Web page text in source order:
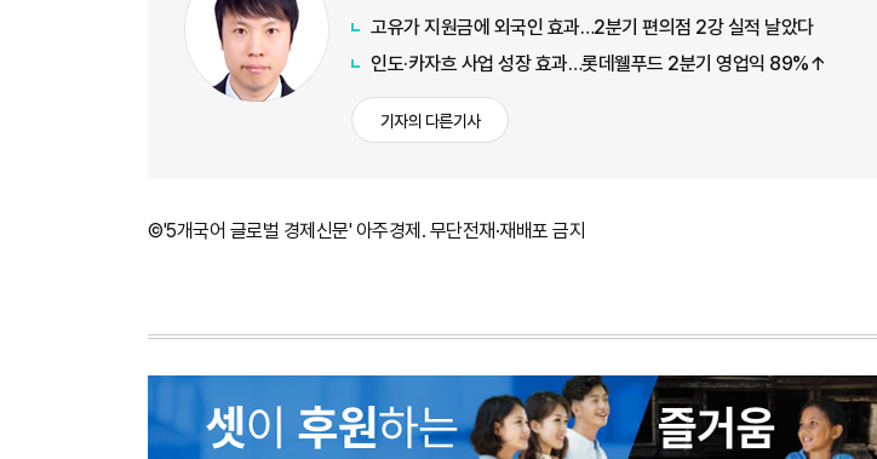
고유가 지원금에 외국인 효과…2분기 편의점 2강 실적 날았다
인도·카자흐 사업 성장 효과…롯데웰푸드 2분기 영업익 89%↑
기자의 다른기사
©'5개국어 글로벌 경제신문' 아주경제. 무단전재·재배포 금지